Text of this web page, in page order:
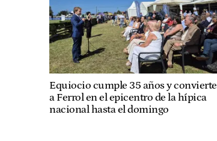
Equiocio cumple 35 años y convierte
a Ferrol en el epicentro de la hípica
nacional hasta el domingo